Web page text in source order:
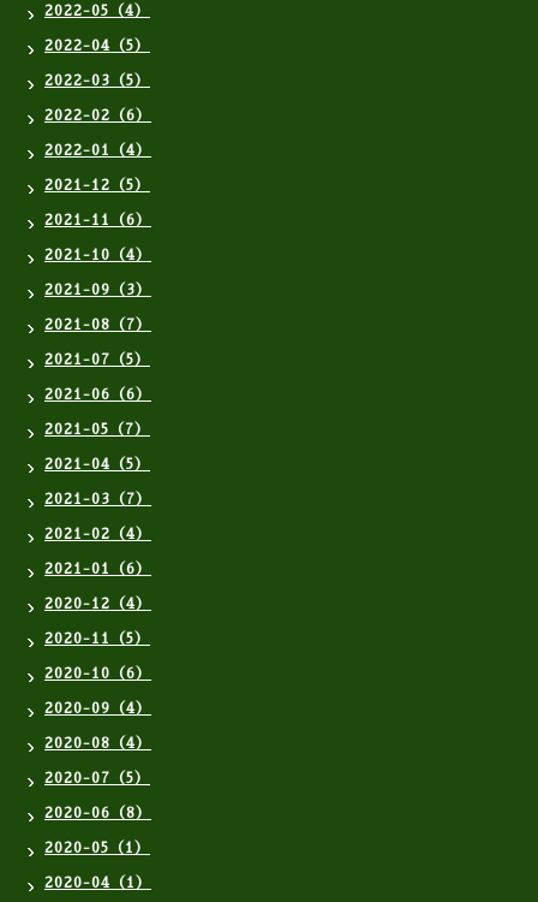
2022-05（4）
2022-04（5）
2022-03（5）
2022-02（6）
2022-01（4）
2021-12（5）
2021-11（6）
2021-10（4）
2021-09（3）
2021-08（7）
2021-07（5）
2021-06（6）
2021-05（7）
2021-04（5）
2021-03（7）
2021-02（4）
2021-01（6）
2020-12（4）
2020-11（5）
2020-10（6）
2020-09（4）
2020-08（4）
2020-07（5）
2020-06（8）
2020-05（1）
2020-04（1）